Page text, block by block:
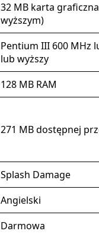
32 MB karta
wyższym)
Pentium III 600 MHz
lub wyższy
128 MB RAM
271 MB dostępnej
Splash Damage
Angielski
Darmowa